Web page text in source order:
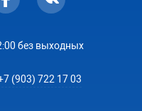
без выходных
(903) 722 17 03